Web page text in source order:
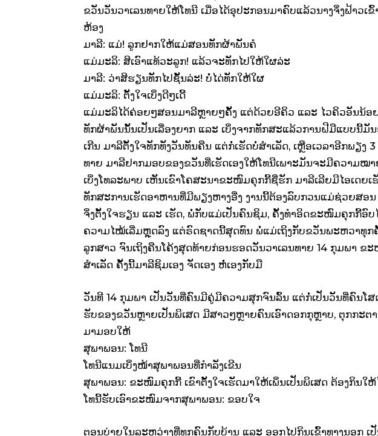
ຂວັນວັນວາເລນທາຍໃຫ້ໂທນີ ເມື່ອໄດ້ອຸປະກອນມາຄົບແລ້ວນາງຈິ່ງຟ້າວເ
ຫ້ອງ
ມາລີ: ແມ່! ລູກຢາກໃຫ້ແມ່ສອນທັກຜ້າພັນຄໍ
ແມ່ມະລິ: ສິເອົາແທ້ວະລູກ! ແລ້ວຈະທັກໄປໃຫ້ໃຜລ່ະ
ມາລີ: ວ່າສິຮຽນທັກໄປຊັ້ນລ່ະ! ບໍ່ໄດ່ທັກໃຫ້ໃຜ
ແມ່ມະລິ: ຕັ້ງໃຈເບິ່ງດີໆເດີ້
ແມ່ມະລິໄດ້ຄ່ອຍໆສອນມາລີຫຼາຍໆຄັ້ງ ແຕ່ດ້ວຍອີຄິວ ແລະ ໄວຄິວອັນນ້ອ
ທັກຜ້າພັນນັ້ນເປັນເລື່ອງຍາກ ແລະ ເບິ່ງຈາກທັກສະແລ້ວການຝີມືແບບນີ້ມັ
ເກີນ ມາລີຕັ້ງໃຈທັກທັງວັນທັນຄືນ ແຕ່ກໍ່ເຮັດບໍ່ສຳເລັດ, ເຫຼືອເວລາອີກພຽງ
ທາຍ ມາລີຢາກມອບຂອງຂວັນທີ່ເຮັດເອງໃຫ້ໂທນີເພາະມັນຈະມີຄວາມໝ
ເບິ່ງໂທລະພາບ ເຫັນເຂົາໂຄສະນາຂະໜົມຄຸກກີ້ຊື່ຮັກ ມາລີເລີຍມີໄອເດ
ທັກສະການເຮັດອາຫານທີ່ມີພຽງຫາງອື່ງ ງານນີ້ຕ້ອງລົບກວນແມ່ຊ່ວຍສອນ
ຈິ່ງຕັ້ງໃຈຮຽນ ແລະ ເຮັດ, ພໍ່ກັບແມ່ເປັນຄົນຊິມ, ຄັ້ງທຳອິດຂະໜົມຄຸກກີ້ອົ
ຄວາມໄໝ້ເລີ່ມຫຼຸດລົງ ແຕ່ຣົດຊາດນີ້ສຸດທົນ ພໍ່ແມ່ເຖິງກັບຂວັນພະຫວາທຸ
ລູກສາວ ຈົນເຖິງຄືນໂຄ້ງສຸດທ້າຍກ່ອນຮອດວັນວາເລນທາຍ 14 ກຸມພາ
ສຳເລັດ ຄັ້ງນີ້ມາລີຊິມເອງ ຈັດເອງ ຫໍ່ເອງກັບມື
ວັນທີ 14 ກຸມພາ ເປັນວັນທີ່ຄົນມີຄູ່ມີຄວາມສຸກຈົນລົ້ນ ແຕ່ກໍ່ເປັນວັນທີ່ຄົນໂສ
ຮັບຂອງຂວັນຫຼາຍເປັນພິເສດ ມີສາວໆຫຼາຍຄົນເອົາດອກກຸຫຼາບ, ຕຸກກະ
ມາມອບໃຫ້
ສຸພາພອນ: ໂທນີ
ໂທນີແນມເບິ່ງໜ້າສຸພາພອນທີ່ກຳລັງເຂີນ
ສຸພາພອນ: ຂະໜົມຄຸກກີ້ ເຂົາຕັ້ງໃຈເຮັດມາໃຫ້ເພິ່ນເປັນພິເສດ ຕ້ອງກິນໃຫ້
ໂທນີ້ຮັບເອົາຂະໜົມຈາກສຸພາພອນ: ຂອບໃຈ
ຕອນບ່າຍໃນລະຫວ່າງທີ່ທຸກຄົນກັບບ້ານ ແລະ ອອກໄປກິນເຂົ້າທາງນອກ ເ